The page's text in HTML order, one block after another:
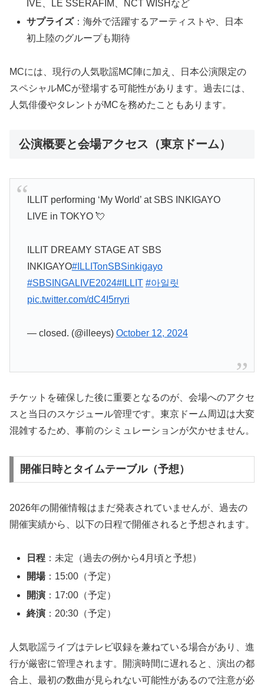
IVE、LE SSERAFIM、NCT WISHなど
サプライズ：海外で活躍するアーティストや、日本
初上陸のグループも期待
MCには、現行の人気歌謡MC陣に加え、日本公演限定の
スペシャルMCが登場する可能性があります。過去には、
人気俳優やタレントがMCを務めたこともあります。
公演概要と会場アクセス（東京ドーム）
ILLIT performing ‘My World’ at SBS INKIGAYO
LIVE in TOKYO 💘
ILLIT DREAMY STAGE AT SBS
INKIGAYO#ILLITonSBSinkigayo
#SBSINGALIVE2024#ILLIT #아일릿
pic.twitter.com/dC4I5rryri
— closed. (@illeeys) October 12, 2024
チケットを確保した後に重要となるのが、会場へのアクセ
スと当日のスケジュール管理です。東京ドーム周辺は大変
混雑するため、事前のシミュレーションが欠かせません。
開催日時とタイムテーブル（予想）
2026年の開催情報はまだ発表されていませんが、過去の
開催実績から、以下の日程で開催されると予想されます。
日程 ：未定（過去の例から4月頃と予想）
開場：15:00（予定）
開演 ：17:00（予定）
終演 ：20:30（予定）
人気歌謡ライブはテレビ収録を兼ねている場合があり、進
行が厳密に管理されます。開演時間に遅れると、演出の都
合上、最初の数曲が見られない可能性があるので注意が必